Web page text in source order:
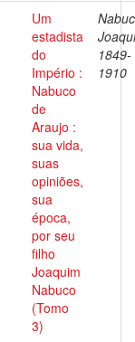
Um
estadista
do
Império :
Nabuco
de
Araujo :
sua vida,
suas
opiniões,
sua
época,
por seu
filho
Joaquim
Nabuco
(Tomo
3)
1849-
1910